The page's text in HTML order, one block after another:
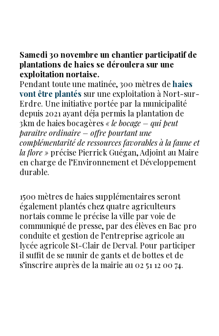
Samedi 30 novembre un chantier participatif de
plantations de haies se déroulera sur une
exploitation nortaise.
Pendant toute une matinée, 300 mètres dehaies
vont être plantés sur une exploitation à Nort-sur-
Erdre. Une initiative portée par la municipalité
depuis 2021 ayant déja permis la plantation de
3km de haies bocagères« le bocage – qui peut
paraître ordinaire – offre pourtant une
complémentarité de ressources favorables à la faune et
la flore » précise Pierrick Guégan, Adjoint au Maire
en charge de l’Environnement et Développement
durable.
1500 mètres de haies supplémentaires seront
également plantés chez quatre agriculteurs
nortais comme le précise la ville par voie de
communiqué de presse, par des élèves en Bac pro
conduite et gestion de l’entreprise agricole au
lycée agricole St-Clair de Derval. Pour participer
il suffit de se munir de gants et de bottes et de
s’inscrire auprès de la mairie au 02 51 12 00 74.